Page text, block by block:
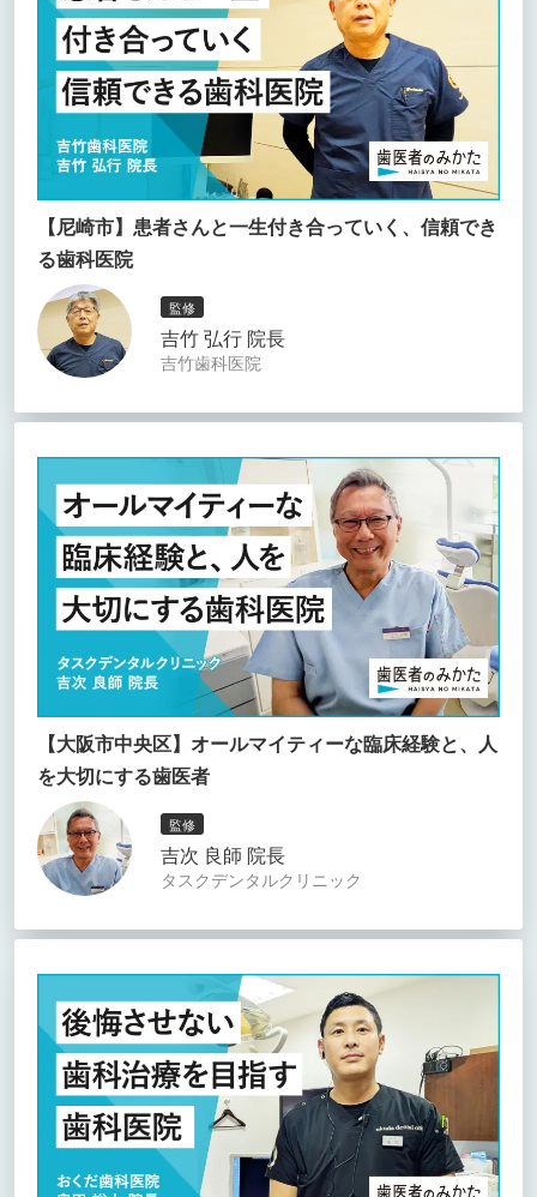
【尼崎市】患者さんと一生付き合っていく、信頼でき
る歯科医院
監修
吉竹 弘行 院長
吉竹歯科医院
【大阪市中央区】オールマイティーな臨床経験と、人
を大切にする歯医者
監修
吉次 良師 院長
タスクデンタルクリニック